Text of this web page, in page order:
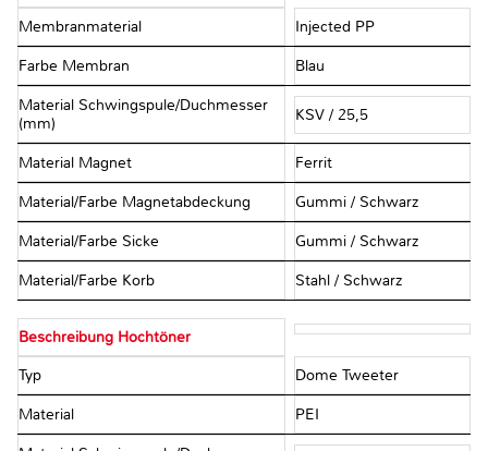
Membranmaterial Injected PP
Farbe Membran Blau
Material Schwingspule/Duchmesser
(mm)
KSV / 25,5
Material Magnet Ferrit
Material/Farbe Magnetabdeckung Gummi / Schwarz
Material/Farbe Sicke Gummi / Schwarz
Material/Farbe Korb Stahl / Schwarz
Beschreibung Hochtöner
Typ Dome Tweeter
Material PEI